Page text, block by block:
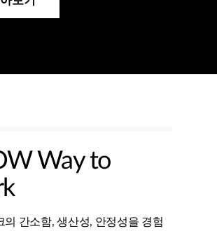
Way to
의 간소함, 생산성, 안정성을 경험